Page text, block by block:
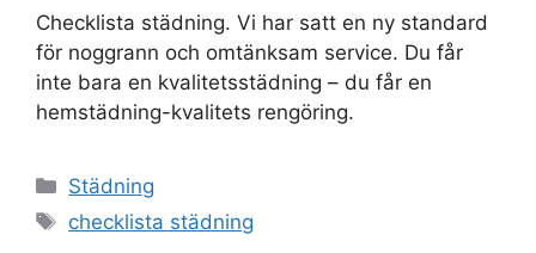
Checklista städning. Vi har satt en ny standard
för noggrann och omtänksam service. Du får
inte bara en kvalitetsstädning – du får en
hemstädning-kvalitets rengöring.
Kategorier
Städning
Etiketter
checklista städning